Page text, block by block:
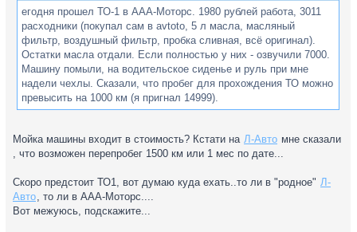
егодня прошел ТО-1 в ААА-Моторс. 1980 рублей работа, 3011
расходники (покупал сам в avtoto, 5 л масла, масляный
фильтр, воздушный фильтр, пробка сливная, всё оригинал).
Остатки масла отдали. Если полностью у них - озвучили 7000.
Машину помыли, на водительское сиденье и руль при мне
надели чехлы. Сказали, что пробег для прохождения ТО можно
превысить на 1000 км (я пригнал 14999).
Мойка машины входит в стоимость? Кстати на Л-Авто мне сказали
, что возможен перепробег 1500 км или 1 мес по дате...
Скоро предстоит ТО1, вот думаю куда ехать..то ли в "родное" Л-
Авто, то ли в ААА-Моторс....
Вот межуюсь, подскажите...